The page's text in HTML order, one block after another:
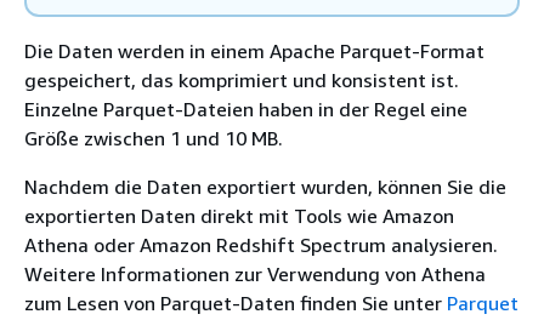
Die Daten werden in einem Apache Parquet-Format
gespeichert, das komprimiert und konsistent ist.
Einzelne Parquet-Dateien haben in der Regel eine
Größe zwischen 1 und 10 MB.
Nachdem die Daten exportiert wurden, können Sie die
exportierten Daten direkt mit Tools wie Amazon
Athena oder Amazon Redshift Spectrum analysieren.
Weitere Informationen zur Verwendung von Athena
zum Lesen von Parquet-Daten finden Sie unter Parquet